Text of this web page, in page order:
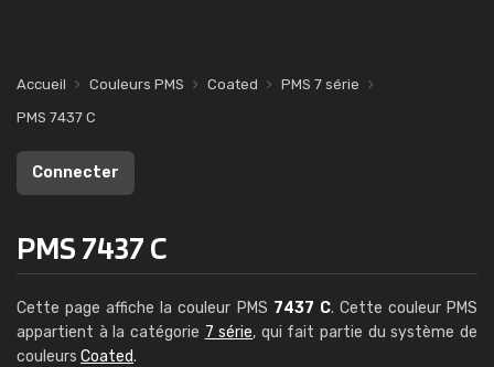
Accueil Couleurs PMS Coated
PMS 7 série
PMS 7437 C
Connecter
PMS 7437 C
Cette page affiche la couleur PMS 7437 C. Cette couleur PMS
appartient à la catégorie 7 série, qui fait partie du système de
couleurs Coated.